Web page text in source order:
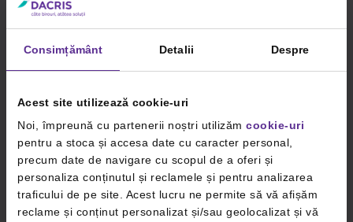
Consimțământ Detalii Despre
Acest site utilizează cookie-uri
Noi, împreună cu partenerii noștri utilizăm cookie-uri
pentru a stoca și accesa date cu caracter personal,
precum date de navigare cu scopul de a oferi și
personaliza conținutul și reclamele și pentru analizarea
traficului de pe site. Acest lucru ne permite să vă afișăm
reclame și conținut personalizat și/sau geolocalizat și vă